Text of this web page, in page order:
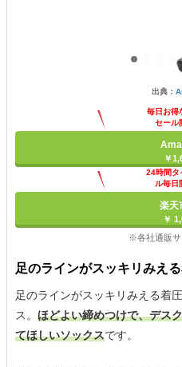
出典：
毎日お得
セール
￥
24時間タ
ル毎日
楽天
￥
※各社通販サ
足のラインがスッキリみえ
足のラインがスッキリみえる着
ス。 ほどよい締めつけで、デス
てほしいソックスです。